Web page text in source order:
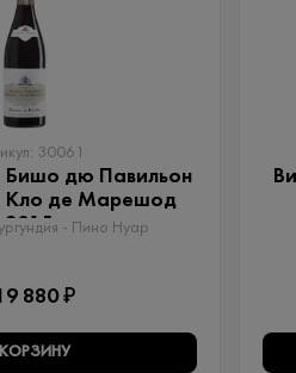
30061
Бишо дю Павильон
Кло де Марешод
2015
- Пино Нуар
880 ₽
КОРЗИНУ